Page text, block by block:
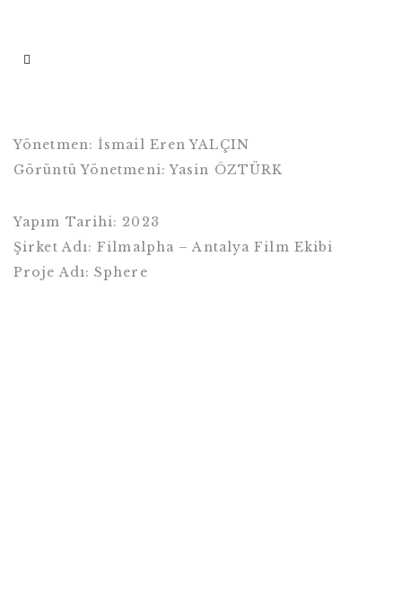
Yönetmen: İsmail Eren YALÇIN
Görüntü Yönetmeni: Yasin ÖZTÜRK
Yapım Tarihi: 2023
Şirket Adı: Filmalpha – Antalya Film Ekibi
Proje Adı: Sphere